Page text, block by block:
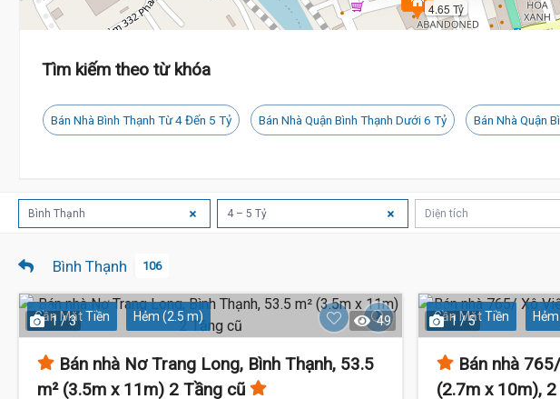
4.65 Tỷ
Tìm kiếm theo từ khóa
Bán Nhà Bình Thạnh Từ 4 Đến 5 Tỷ Bán Nhà Quận Bình Thạnh Dưới 6 Tỷ Bán Nhà Quận
Bình Thạnh 4 – 5 Tỷ Diện tích
Bình Thạnh 106
Gần Mặt Tiền Hẻm (2.5 m)
1 / 3 49
Bán nhà Nơ Trang Long, Bình Thạnh, 53.5
m² (3.5m x 11m) 2 Tầng cũ
Gần Mặt Tiền
1 / 5
Bán nhà
(2.7m x 10m),